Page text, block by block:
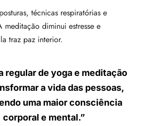
técnicas respiratórias e
meditação diminui estresse e
traz paz interior.
regular de yoga e meditação
a vida das pessoas,
uma maior consciência
corporal e mental.”